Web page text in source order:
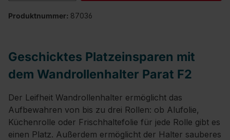
Produktnummer: 87036
Geschicktes Platzeinsparen mit
dem Wandrollenhalter Parat F2
Der Leifheit Wandrollenhalter ermöglicht das
Aufbewahren von bis zu drei Rollen: ob Alufolie,
Küchenrolle oder Frischhaltefolie für jede Rolle gibt es
einen Platz. Außerdem ermöglicht der Halter sauberes